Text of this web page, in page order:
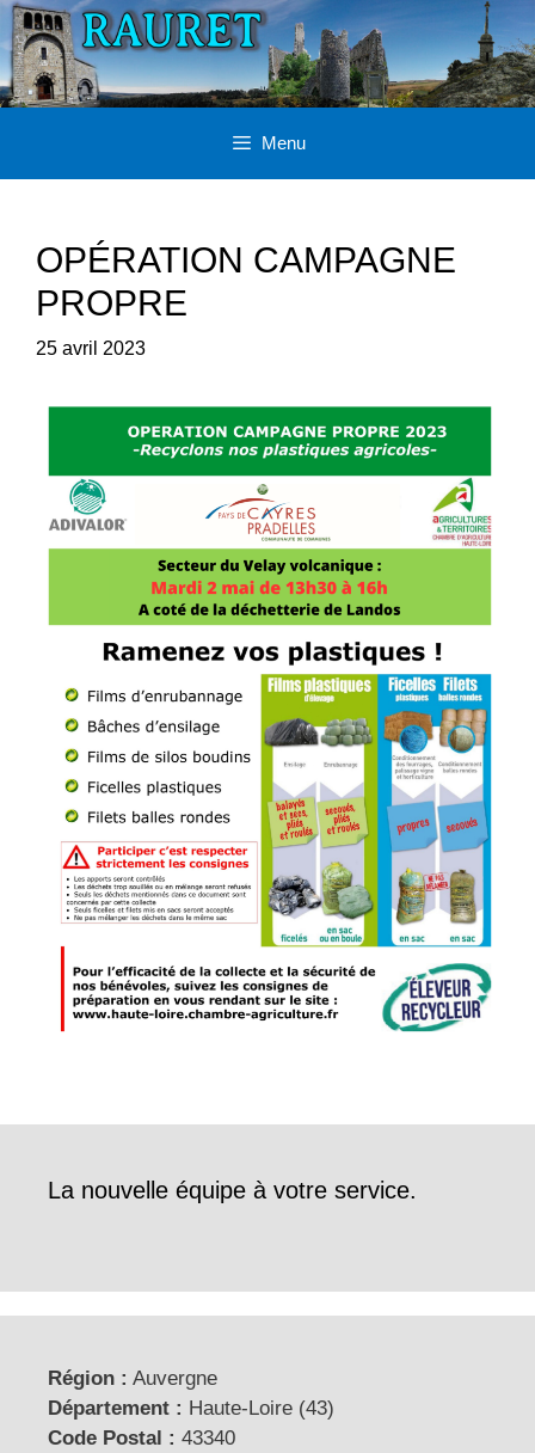
Aller
au
contenu
Menu
OPÉRATION CAMPAGNE
PROPRE
25 avril 2023
La nouvelle équipe à votre service.
Région : Auvergne
Département : Haute-Loire (43)
Code Postal : 43340